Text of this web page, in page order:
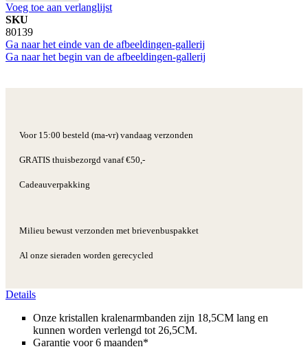
Voeg toe aan verlanglijst
SKU
80139
Ga naar het einde van de afbeeldingen-gallerij
Ga naar het begin van de afbeeldingen-gallerij
Voor 15:00 besteld (ma-vr) vandaag verzonden
GRATIS thuisbezorgd vanaf €50,-
Cadeauverpakking
Milieu bewust verzonden met brievenbuspakket
Al onze sieraden worden gerecycled
Details
Onze kristallen kralenarmbanden zijn 18,5CM lang en
kunnen worden verlengd tot 26,5CM.
Garantie voor 6 maanden*